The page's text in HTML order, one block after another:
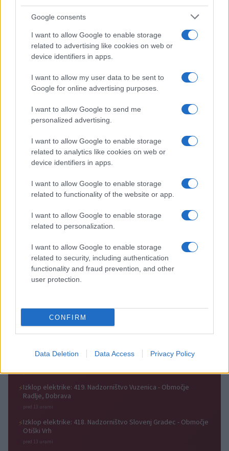
Google consents
I want to allow Google to enable storage
related to advertising like cookies on web or
device identifiers in apps.
I want to allow my user data to be sent to
Google for online advertising purposes.
I want to allow Google to send me
personalized advertising.
I want to allow Google to enable storage
related to analytics like cookies on web or
device identifiers in apps.
I want to allow Google to enable storage
related to functionality of the website or app.
I want to allow Google to enable storage
related to personalization.
I want to allow Google to enable storage
related to security, including authentication
functionality and fraud prevention, and other
user protection.
CONFIRM
Data Deletion Data Access Privacy Policy
vrača Dežela škratov
bazen v Slovenj Gradcu in na
Pol stoletja glasbe na tromeji:
Graška Gora obeležuje 50.
jubilejni festival narodno-
zabavne glasbe
Nogometni spektakel je pred
vrati, zagotovite si svojo
vstopnico pravočasno
Zlata generacija za zlato
generacijo: Slovenska
mladinska košarka piše
Nogometni spektakel je pred
vrati, zagotovite si svojo
Olimpija v izdihljajih do prve
vrača z jasno vizijo
Obvestila
Izklop elektrike: 417. Nadzorništvo Vuzenica - Območje Sv.
Anton na Pohorju in Zg. Sv. Vid
pred 13 urami
⚡Izklop elektrike: 419. Nadzorništvo Vuzenica - Območje
Radlje, Dobrava
pred 13 urami
⚡Izklop elektrike: 418. Nadzorništvo Slovenj Gradec - Območje
Otiški Vrh
pred 13 urami